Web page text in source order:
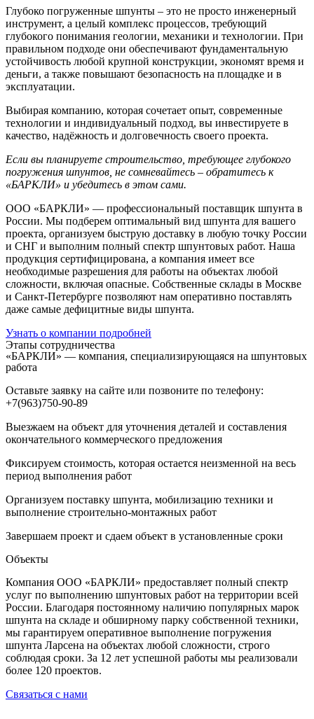
Глубоко погруженные шпунты – это не просто инженерный
инструмент, а целый комплекс процессов, требующий
глубокого понимания геологии, механики и технологии. При
правильном подходе они обеспечивают фундаментальную
устойчивость любой крупной конструкции, экономят время и
деньги, а также повышают безопасность на площадке и в
эксплуатации.
Выбирая компанию, которая сочетает опыт, современные
технологии и индивидуальный подход, вы инвестируете в
качество, надёжность и долговечность своего проекта.
Если вы планируете строительство, требующее глубокого
погружения шпунтов, не сомневайтесь – обратитесь к
«БАРКЛИ» и убедитесь в этом сами.
ООО «БАРКЛИ» — профессиональный поставщик шпунта в
России. Мы подберем оптимальный вид шпунта для вашего
проекта, организуем быструю доставку в любую точку России
и СНГ и выполним полный спектр шпунтовых работ. Наша
продукция сертифицирована, а компания имеет все
необходимые разрешения для работы на объектах любой
сложности, включая опасные. Собственные склады в Москве
и Санкт-Петербурге позволяют нам оперативно поставлять
даже самые дефицитные виды шпунта.
Узнать о компании подробней
Этапы сотрудничества
«БАРКЛИ» — компания, специализирующаяся на шпунтовых
работа
Оставьте заявку на сайте или позвоните по телефону:
+7(963)750-90-89
Выезжаем на объект для уточнения деталей и составления
окончательного коммерческого предложения
Фиксируем стоимость, которая остается неизменной на весь
период выполнения работ
Организуем поставку шпунта, мобилизацию техники и
выполнение строительно-монтажных работ
Завершаем проект и сдаем объект в установленные сроки
Объекты
Компания ООО «БАРКЛИ» предоставляет полный спектр
услуг по выполнению шпунтовых работ на территории всей
России. Благодаря постоянному наличию популярных марок
шпунта на складе и обширному парку собственной техники,
мы гарантируем оперативное выполнение погружения
шпунта Ларсена на объектах любой сложности, строго
соблюдая сроки. За 12 лет успешной работы мы реализовали
более 120 проектов.
Связаться с нами